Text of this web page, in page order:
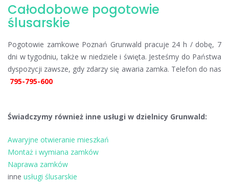
Całodobowe pogotowie
ślusarskie
Pogotowie zamkowe Poznań Grunwald pracuje 24 h / dobę, 7
dni w tygodniu, także w niedziele i święta. Jesteśmy do Państwa
dyspozycji zawsze, gdy zdarzy się awaria zamka. Telefon do nas
795-795-600
Świadczymy również inne usługi w dzielnicy Grunwald:
Awaryjne otwieranie mieszkań
Montaż i wymiana zamków
Naprawa zamków
inne usługi ślusarskie